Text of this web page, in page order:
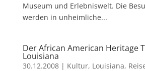
Museum und Erlebniswelt. Die
werden in unheimliche...
Der African American Heritage
Louisiana
30.12.2008| Kultur, Louisiana,